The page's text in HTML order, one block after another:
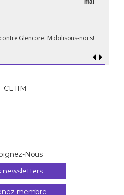
Glencore: Mobilisons-nous!
CETIM
Nous
newsletters
membre